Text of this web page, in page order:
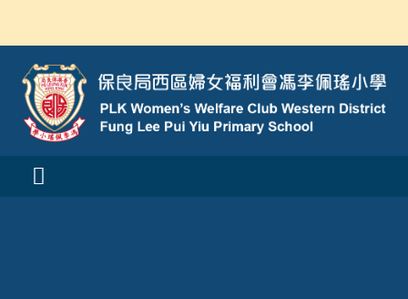
content
Toggle